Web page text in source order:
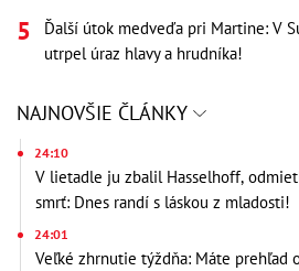
Ďalší útok medveďa pri Martine: V
utrpel úraz hlavy a hrudníka!
NAJNOVŠIE ČLÁNKY
24:10
V lietadle ju zbalil Hasselhoff,
smrť: Dnes randí s láskou z mladosti!
24:01
Veľké zhrnutie týždňa: Máte prehľad